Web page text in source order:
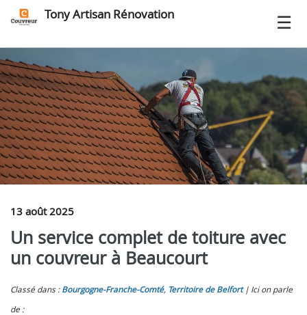
Tony Artisan Rénovation
13 août 2025
Un service complet de toiture avec
un couvreur à Beaucourt
Classé dans : Bourgogne-Franche-Comté, Territoire de Belfort
Ici on parle
de :